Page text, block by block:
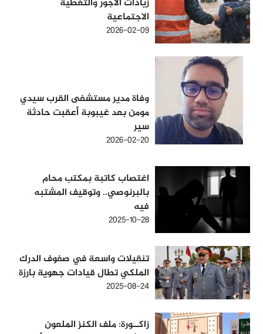
زيادات الأجور والتغطية
الاجتماعية
2026-02-09
وفاة مدير مستشفى القرب سيدي
مومن بعد غيبوبة أعقبت حادثة
سير
2026-02-20
اغتصاب كاتبة بمكتب محام
بالبرنوصي.. وتوقيف المشتبه
فيه
2025-10-28
تنقيلات واسعة في صفوف الدرك
الملكي تطال قيادات جهوية بارزة
2025-08-24
زاكــورة: ملف الكنز الملعون